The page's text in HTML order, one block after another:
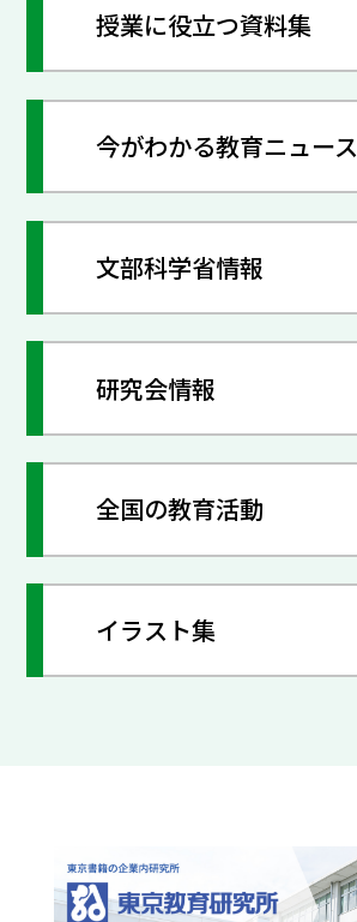
授業に役立つ資料集
今がわかる教育ニュース
文部科学省情報
研究会情報
全国の教育活動
イラスト集